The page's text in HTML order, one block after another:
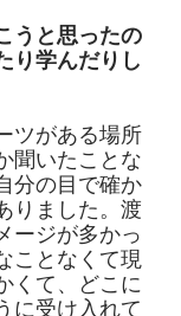
うと思ったの
り学んだりし
ツがある場所
聞いたことな
分の目で確か
りました。渡
ージが多かっ
ことなくて現
くて、どこに
に受け入れて